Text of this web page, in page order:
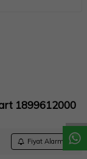
W
h
a
t
a
p
p
D
e
s
t
e
H
a
t
t
1899612000
Fiyat Alarmı